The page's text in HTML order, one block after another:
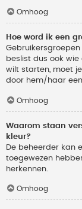
Omhoog
Hoe word ik een
beslist dus ook
wilt starten, moet
door hem/haar
Omhoog
Waarom staan
kleur?
De beheerder kan
toegewezen
herkennen.
Omhoog